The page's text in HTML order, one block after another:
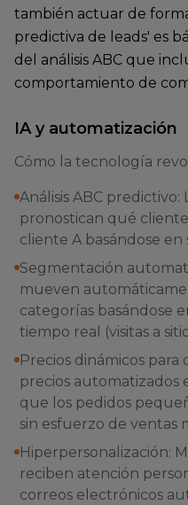
también actuar de
predictiva de leads' es
del análisis ABC que
comportamiento de
IA y automatización
Cómo la tecnología
Análisis ABC predictivo:
pronostican qué
cliente A basándose
Segmentación
mueven
categorías basándose
tiempo real (visitas a
Precios dinámicos para
precios automatizados
que los pedidos
sin esfuerzo de ventas
Hiperpersonalización:
reciben atención
correos electrónicos